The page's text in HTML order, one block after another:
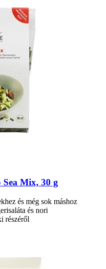
Sea Mix, 30 g
és még sok máshoz
és nori
részéről